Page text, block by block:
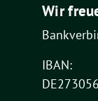
Wir
IBAN: